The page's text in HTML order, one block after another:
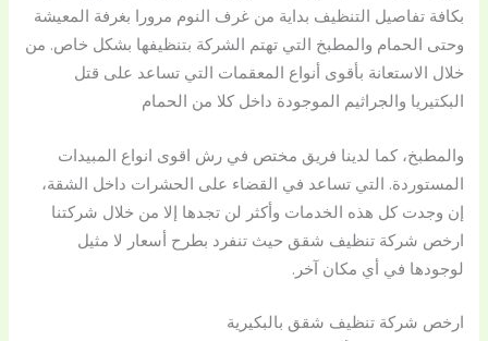
بكافة تفاصيل التنظيف بداية من غرف النوم مرورا بغرفة المعيشة
وحتى الحمام والمطبخ التي تهتم الشركة بتنظيفها بشكل خاص. من
خلال الاستعانة بأقوى أنواع المعقمات التي تساعد على قتل
البكتيريا والجراثيم الموجودة داخل كلا من الحمام
والمطبخ، كما لدينا فريق مختص في رش اقوى انواع المبيدات
المستوردة. التي تساعد في القضاء على الحشرات داخل الشقة،
إن وجدت كل هذه الخدمات وأكثر لن تجدها إلا من خلال شركتنا
ارخص شركة تنظيف شقق حيث تنفرد بطرح أسعار لا مثيل
لوجودها في أي مكان آخر.
ارخص شركة تنظيف شقق بالبكيرية